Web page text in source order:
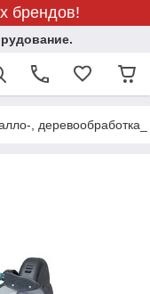
брендов!
, деревообработка_